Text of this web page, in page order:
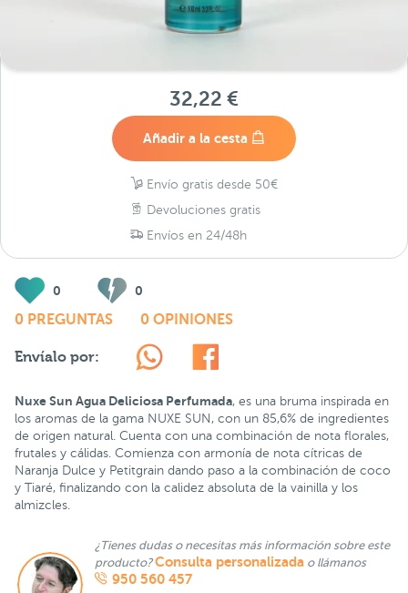
32,22 €
Añadir a la cesta
Envío gratis desde 50€
Devoluciones gratis
Envíos en 24/48h
0 0
0 PREGUNTAS 0 OPINIONES
Envíalo por:
Nuxe Sun Agua Deliciosa Perfumada, es una bruma inspirada en
los aromas de la gama NUXE SUN, con un 85,6% de ingredientes
de origen natural. Cuenta con una combinación de nota florales,
frutales y cálidas. Comienza con armonía de nota cítricas de
Naranja Dulce y Petitgrain dando paso a la combinación de coco
y Tiaré, finalizando con la calidez absoluta de la vainilla y los
almizcles.
¿Tienes dudas o necesitas más información sobre este
producto?Consulta personalizada o llámanos
950 560 457